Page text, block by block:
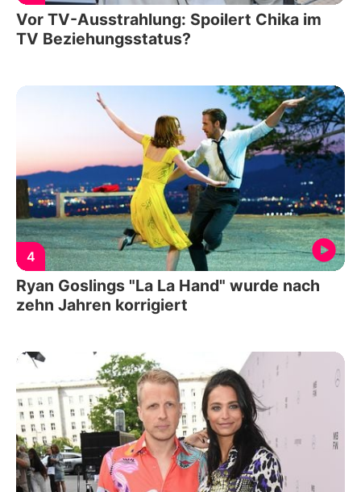
Vor TV-Ausstrahlung: Spoilert Chika im
TV Beziehungsstatus?
4
Ryan Goslings "La La Hand" wurde nach
zehn Jahren korrigiert